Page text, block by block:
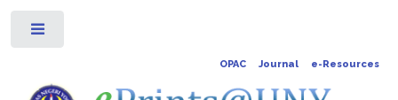
OPAC Journal e-Resources